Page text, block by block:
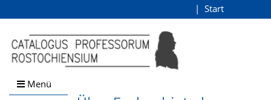
Browsen
direkt zum Inhalt
Start
Menü